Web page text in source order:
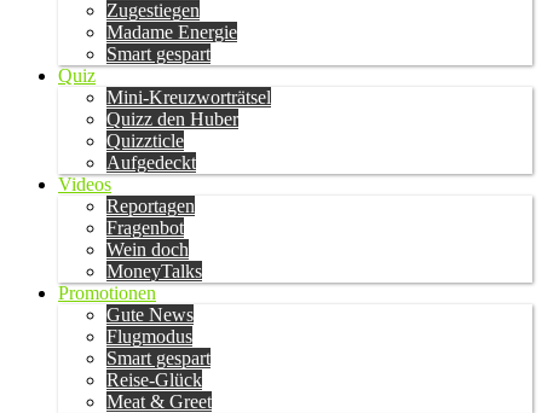
Zugestiegen
Madame Energie
Smart gespart
Quiz
Mini-Kreuzworträtsel
Quizz den Huber
Quizzticle
Aufgedeckt
Videos
Reportagen
Fragenbot
Wein doch
MoneyTalks
Promotionen
Gute News
Flugmodus
Smart gespart
Reise-Glück
Meat & Greet